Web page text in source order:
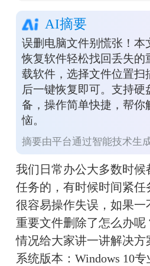
件、视频、音频等
件格式的恢复
AI摘要
误删电脑文件别慌张！本
恢复软件轻松找回丢失的
载软件，选择文件位置扫
后一键恢复即可。支持硬
备，操作简单快捷，帮你
恼。
摘要由平台通过智能技术生
我们日常办公大多数时
任务的，有时候时间紧
很容易操作失误，如果一
重要文件删除了怎么办呢
情况给大家讲一讲解决方
系统版本：Windows 10专